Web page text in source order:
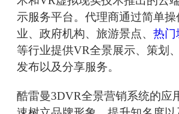
示服务平台。代理商通过简单
业、政府机构、旅游景点、 热门
等行业提供VR全景展示、策划
发布以及分享服务。
酷雷曼3DVR全景营销系统的应